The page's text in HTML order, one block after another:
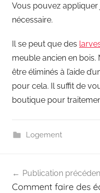
Vous pouvez appliquer
nécessaire.
Il se peut que des
meuble ancien en
être éliminés à l’aide
pour cela. Il suffit de
boutique pour
Logement
de
Publication
Comment faire des